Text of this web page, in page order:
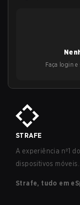
Faça login e
STRAFE
A experiência nº1
dispositivos móveis.
Strafe, tudo em